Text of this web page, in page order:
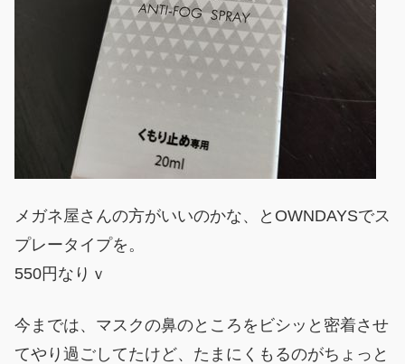
メガネ屋さんの方がいいのかな、とOWNDAYSでス
プレータイプを。
550円なりｖ
今までは、マスクの鼻のところをビシッと密着させ
てやり過ごしてたけど、たまにくもるのがちょっと